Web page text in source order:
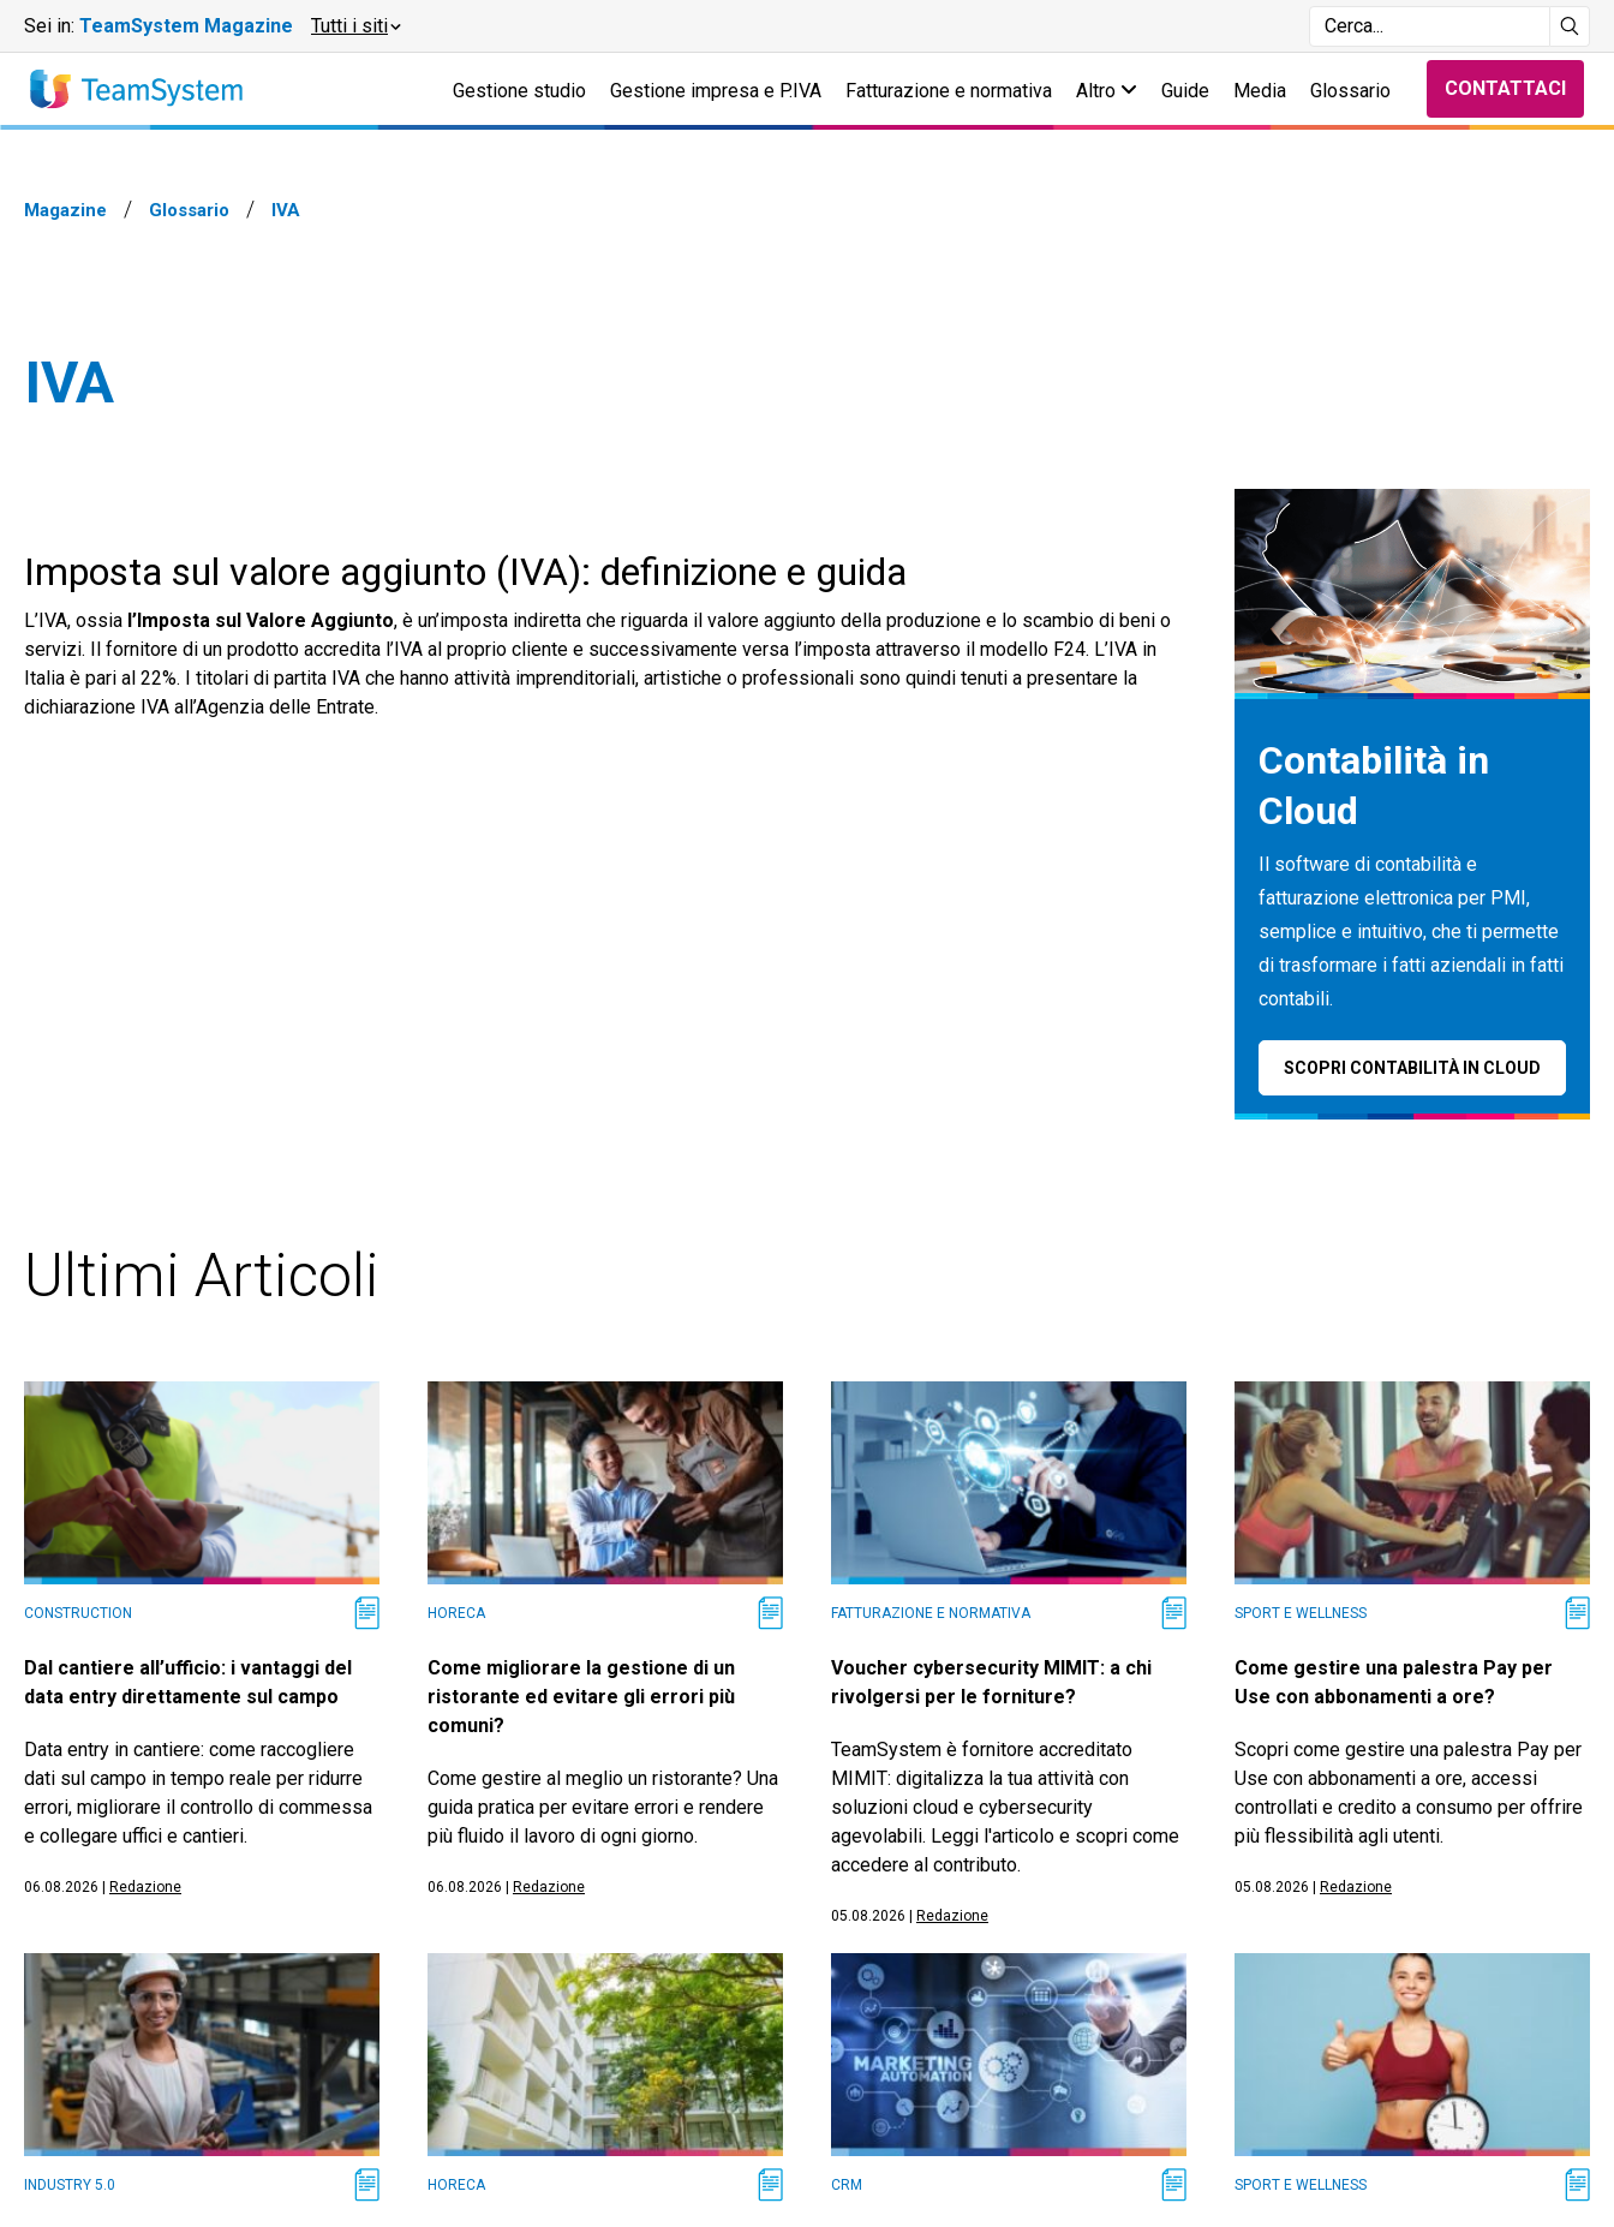
Sei in: TeamSystem Magazine Tutti i siti
Gestione studio Gestione impresa e P.IVA Fatturazione e normativa Altro Guide Media Glossario CONTATTACI
Magazine Glossario IVA
IVA
Imposta sul valore aggiunto (IVA): definizione e guida
L’IVA, ossia l’Imposta sul Valore Aggiunto, è un’imposta indiretta che riguarda il valore aggiunto della produzione e lo scambio di beni o
servizi. Il fornitore di un prodotto accredita l’IVA al proprio cliente e successivamente versa l’imposta attraverso il modello F24. L’IVA in
Italia è pari al 22%. I titolari di partita IVA che hanno attività imprenditoriali, artistiche o professionali sono quindi tenuti a presentare la
dichiarazione IVA all’Agenzia delle Entrate.
Contabilità in
Cloud
Il software di contabilità e
fatturazione elettronica per PMI,
semplice e intuitivo, che ti permette
di trasformare i fatti aziendali in fatti
contabili.
SCOPRI CONTABILITÀ IN CLOUD
Ultimi Articoli
CONSTRUCTION
Dal cantiere all’ufficio: i vantaggi del
data entry direttamente sul campo
Data entry in cantiere: come raccogliere
dati sul campo in tempo reale per ridurre
errori, migliorare il controllo di commessa
e collegare uffici e cantieri.
06.08.2026 Redazione
HORECA
Come migliorare la gestione di un
ristorante ed evitare gli errori più
comuni?
Come gestire al meglio un ristorante? Una
guida pratica per evitare errori e rendere
più fluido il lavoro di ogni giorno.
06.08.2026 Redazione
FATTURAZIONE E NORMATIVA
Voucher cybersecurity MIMIT: a chi
rivolgersi per le forniture?
TeamSystem è fornitore accreditato
MIMIT: digitalizza la tua attività con
soluzioni cloud e cybersecurity
agevolabili. Leggi l'articolo e scopri come
accedere al contributo.
05.08.2026 Redazione
SPORT E WELLNESS
Come gestire una palestra Pay per
Use con abbonamenti a ore?
Scopri come gestire una palestra Pay per
Use con abbonamenti a ore, accessi
controllati e credito a consumo per offrire
più flessibilità agli utenti.
05.08.2026 Redazione
INDUSTRY 5.0 HORECA CRM SPORT E WELLNESS